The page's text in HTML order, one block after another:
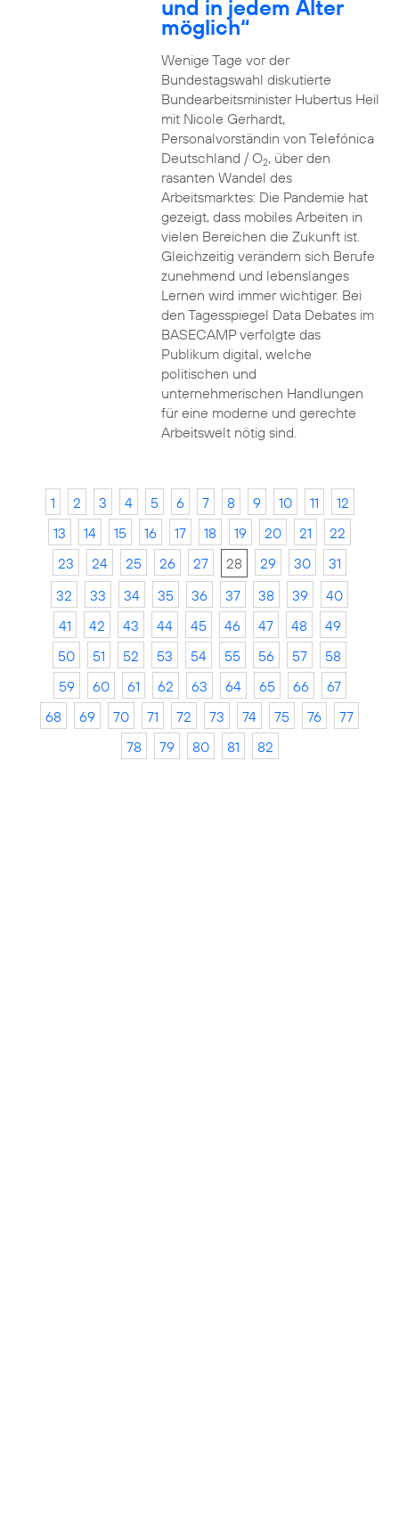
und in jedem Alter
möglich“
Wenige Tage vor der
Bundestagswahl diskutierte
Bundearbeitsminister Hubertus Heil
mit Nicole Gerhardt,
Personalvorständin von Telefónica
Deutschland / O2, über den
rasanten Wandel des
Arbeitsmarktes: Die Pandemie hat
gezeigt, dass mobiles Arbeiten in
vielen Bereichen die Zukunft ist.
Gleichzeitig verändern sich Berufe
zunehmend und lebenslanges
Lernen wird immer wichtiger. Bei
den Tagesspiegel Data Debates im
BASECAMP verfolgte das
Publikum digital, welche
politischen und
unternehmerischen Handlungen
für eine moderne und gerechte
Arbeitswelt nötig sind.
1 2 3 4 5 6 7 8 9 10 11
12
13
14 15 16 17 18 19 20 21
22
23
24 25 26 27 28 29 30
31
32
33 34 35 36 37 38 39
40
41
42 43 44 45 46 47 48
49
50
51 52 53 54 55 56 57
58
59
60 61 62 63 64 65 66
67
68
69 70 71 72 73 74 75 76
77
78
79 80 81 82